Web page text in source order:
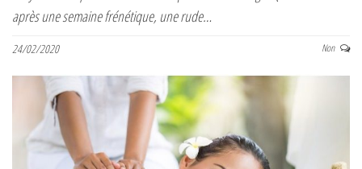
après une semaine frénétique, une rude…
24/02/2020 Non